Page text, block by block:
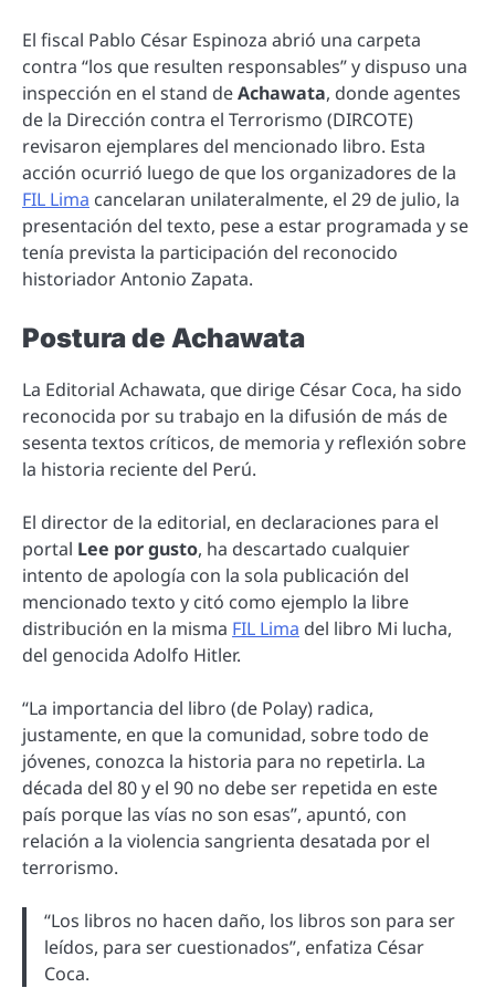
El fiscal Pablo César Espinoza abrió una carpeta
contra “los que resulten responsables” y dispuso una
inspección en el stand deAchawata, donde agentes
de la Dirección contra el Terrorismo (DIRCOTE)
revisaron ejemplares del mencionado libro. Esta
acción ocurrió luego de que los organizadores de la
FIL Lima cancelaran unilateralmente, el 29 de julio, la
presentación del texto, pese a estar programada y se
tenía prevista la participación del reconocido
historiador Antonio Zapata.
Postura de Achawata
La Editorial Achawata, que dirige César Coca, ha sido
reconocida por su trabajo en la difusión de más de
sesenta textos críticos, de memoria y reflexión sobre
la historia reciente del Perú.
El director de la editorial, en declaraciones para el
portal Lee por gusto, ha descartado cualquier
intento de apología con la sola publicación del
mencionado texto y citó como ejemplo la libre
distribución en la misma FIL Lima del libro Mi lucha,
del genocida Adolfo Hitler.
“La importancia del libro (de Polay) radica,
justamente, en que la comunidad, sobre todo de
jóvenes, conozca la historia para no repetirla. La
década del 80 y el 90 no debe ser repetida en este
país porque las vías no son esas”, apuntó, con
relación a la violencia sangrienta desatada por el
terrorismo.
“Los libros no hacen daño, los libros son para ser
leídos, para ser cuestionados”, enfatiza César
Coca.